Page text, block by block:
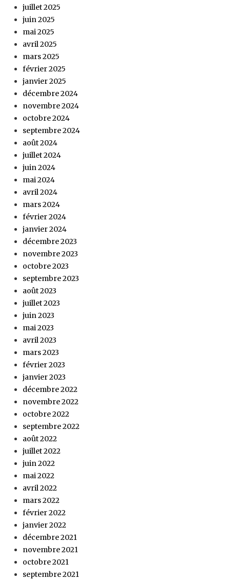
juillet 2025
juin 2025
mai 2025
avril 2025
mars 2025
février 2025
janvier 2025
décembre 2024
novembre 2024
octobre 2024
septembre 2024
août 2024
juillet 2024
juin 2024
mai 2024
avril 2024
mars 2024
février 2024
janvier 2024
décembre 2023
novembre 2023
octobre 2023
septembre 2023
août 2023
juillet 2023
juin 2023
mai 2023
avril 2023
mars 2023
février 2023
janvier 2023
décembre 2022
novembre 2022
octobre 2022
septembre 2022
août 2022
juillet 2022
juin 2022
mai 2022
avril 2022
mars 2022
février 2022
janvier 2022
décembre 2021
novembre 2021
octobre 2021
septembre 2021